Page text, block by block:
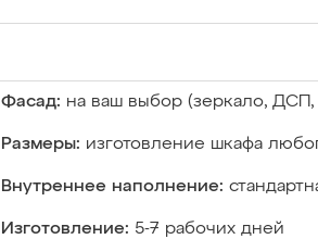
Фасад: на ваш выбор (зеркало, ДСП,
Размеры: изготовление шкафа
Внутреннее наполнение:
Изготовление: 5-7 рабочих дней